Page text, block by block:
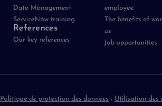
Data Management
ServiceNow training
References
Our key references
employee
The benefits of
us
Job opportunities
Politique de protection des données - Utilisation des